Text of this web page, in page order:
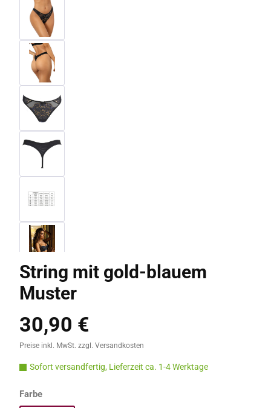
String mit gold-blauem
Muster
Regulärer Preis:
30,90 €
Preise inkl. MwSt. zzgl. Versandkosten
Sofort versandfertig, Lieferzeit ca. 1-4 Werktage
Farbeauswählen